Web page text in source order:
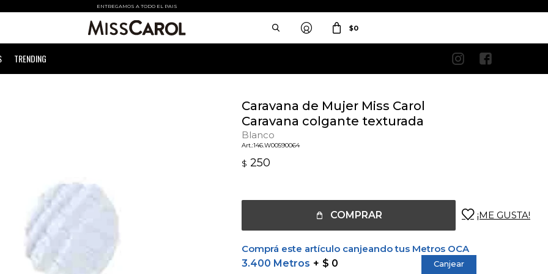
ENTREGAMOS A TODO EL PAIS
TRENDING
$0
 
Caravana de Mujer Miss Carol
Caravana colgante texturada
Blanco
146.W00590064
$ 250
COMPRAR
Comprá este artículo canjeando tus Metros OCA
3.400 Metros
$ 0 Canjear